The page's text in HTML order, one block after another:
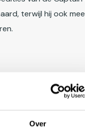
Over
terwijl hij ook